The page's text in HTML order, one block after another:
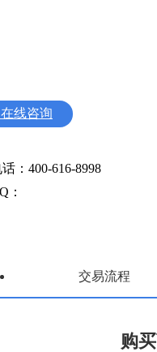
在线咨询
：400-616-8998
：
交易流程
购